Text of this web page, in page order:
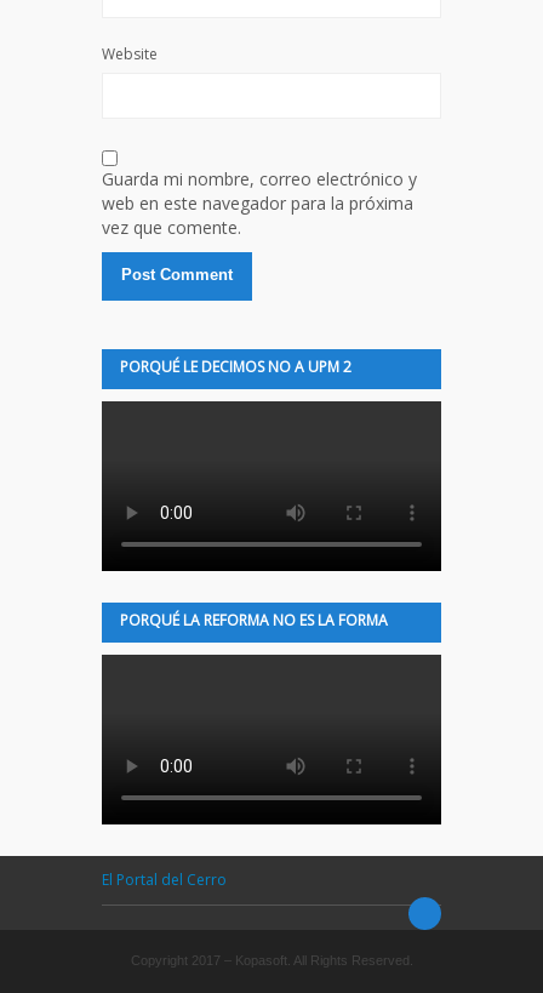
Website
Guarda mi nombre, correo electrónico y
web en este navegador para la próxima
vez que comente.
PORQUÉ LE DECIMOS NO A UPM 2
PORQUÉ LA REFORMA NO ES LA FORMA
El Portal del Cerro
Copyright 2017 – Kopasoft. All Rights Reserved.